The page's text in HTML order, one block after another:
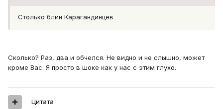
Столько блин Карагандинцев
Сколько? Раз, два и обчелся. Не видно и не слышно, может
кроме Вас. Я просто в шоке как у нас с этим глухо.
Цитата